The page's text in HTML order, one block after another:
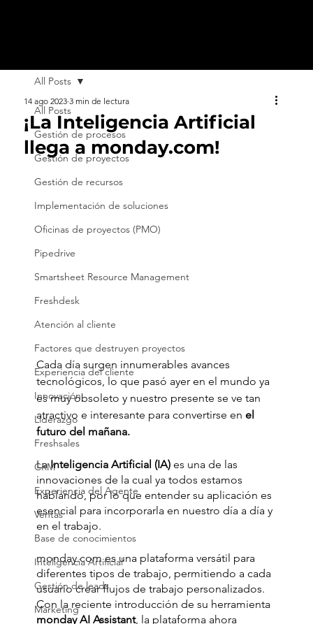
All Posts
Gestión de procesos
Gestión de proyectos
Gestión de recursos
Implementación de soluciones
Oficinas de proyectos (PMO)
Pipedrive
Smartsheet Resource Management
Freshdesk
Atención al cliente
Factores que destruyen proyectos
Experiencia del cliente
Innovación
Liderazgo
Freshsales
CRM
Experiencia del Agente
Ventas
Base de conocimientos
Inteligencia Artificial
Gestión de leads
Marketing
All Posts
¡La Inteligencia Artificial
llega a monday.com!
14 ago 2023 3 min de lectura
Cada día surgen innumerables avances
tecnológicos, lo que pasó ayer en el mundo ya
es muy obsoleto y nuestro presente se ve tan
atractivo e interesante para convertirse en el
futuro del mañana.
La Inteligencia Artificial (IA) es una de las
innovaciones de la cual ya todos estamos
hablando, por lo que entender su aplicación es
esencial para incorporarla en nuestro día a día y
en el trabajo.
monday.com es una plataforma versátil para
diferentes tipos de trabajo, permitiendo a cada
usuario crear flujos de trabajo personalizados.
Con la reciente introducción de su herramienta
monday AI Assistant, la plataforma ahora